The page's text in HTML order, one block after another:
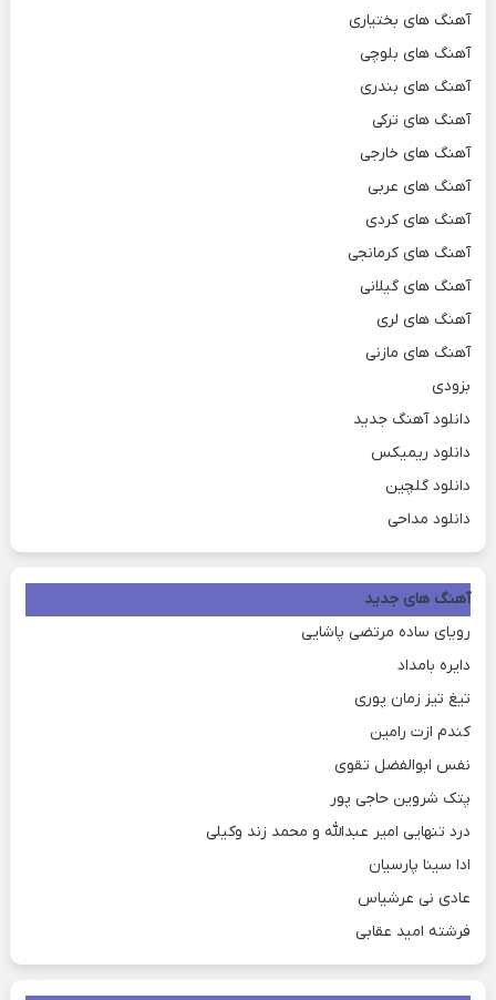
آهنگ های بختیاری
آهنگ های بلوچی
آهنگ های بندری
آهنگ های ترکی
آهنگ های خارجی
آهنگ های عربی
آهنگ های کردی
آهنگ های کرمانجی
آهنگ های گیلانی
آهنگ های لری
آهنگ های مازنی
بزودی
دانلود آهنگ جدید
دانلود ریمیکس
دانلود گلچین
دانلود مداحی
آهنگ های جدید
رویای ساده مرتضی پاشایی
دایره بامداد
تیغ تیز زمان پوری
کندم ازت رامین
نفس ابوالفضل تقوی
پتک شروین حاجی پور
درد تنهایی امیر عبدالله و محمد زند وکیلی
ادا سینا پارسیان
عادی نی عرشیاس
فرشته امید عقابی